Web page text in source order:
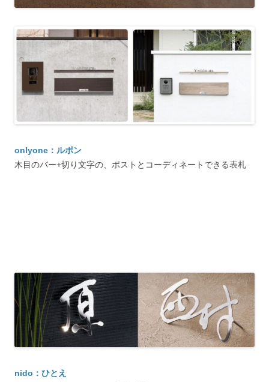
onlyone：ルポン
木目のバー+切り文字の、ポストとコーディネートできる表札
nido：ひとえ